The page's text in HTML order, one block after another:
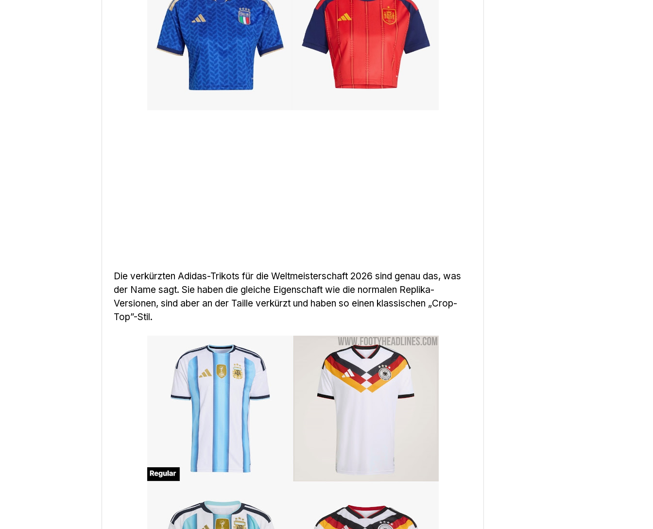
Die verkürzten Adidas-Trikots für die Weltmeisterschaft 2026 sind genau das, was
der Name sagt. Sie haben die gleiche Eigenschaft wie die normalen Replika-
Versionen, sind aber an der Taille verkürzt und haben so einen klassischen „Crop-
Top”-Stil.